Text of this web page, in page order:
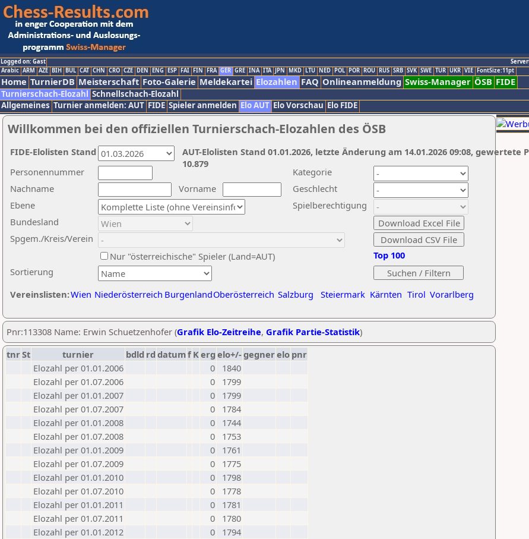
Logged on: Gast
Arabic ARM AZE BIH BUL CAT CHN CRO CZE DEN ENG ESP FAI FIN FRA GER GRE INA ITA JPN MKD LTU NED POL POR ROU RUS SRB SVK SWE TUR UKR VIE FontSize:11pt
Home TurnierDB Meisterschaft Foto-Galerie Meldekartei Elozahlen FAQ Onlineanmeldung Swiss-Manager ÖSB FIDE
Turnierschach-Elozahl Schnellschach-Elozahl
Allgemeines Turnier anmelden: AUT FIDE Spieler anmelden Elo AUT Elo Vorschau Elo FIDE
Willkommen bei den offiziellen Turnierschach-Elozahlen des ÖSB
Nachname
Vorname
Ebene
Kategorie
Sortierung
Personennummer
Bundesland
Spgem./Kreis/Verein
Geschlecht
Nur "österreichische" Spieler (Land=AUT)
Spielberechtigung
Vereinslisten:Wien Niederösterreich BurgenlandOberösterreich Salzburg Steiermark Kärnten Tirol Vorarlberg
Top 100
AUT-Elolisten Stand 01.01.2026, letzte Änderung am 14.01.2026 09:08, gewertete
10.879
FIDE-Elolisten Stand
Pnr:113308 Name: Erwin Schuetzenhofer (Grafik Elo-Zeitreihe, Grafik Partie-Statistik)
tnrSt turnier bdld rd datumf Kerg elo+/-gegnerelo pnr
Elozahl per 01.01.2006
0
1840
Elozahl per 01.07.2006
0
1799
Elozahl per 01.01.2007
0
1799
Elozahl per 01.07.2007
0
1784
Elozahl per 01.01.2008
0
1744
Elozahl per 01.07.2008
0
1753
Elozahl per 01.01.2009
0
1761
Elozahl per 01.07.2009
0
1775
Elozahl per 01.01.2010
0
1798
Elozahl per 01.07.2010
0
1778
Elozahl per 01.01.2011
0
1781
Elozahl per 01.07.2011
0
1780
Elozahl per 01.01.2012
0
1794